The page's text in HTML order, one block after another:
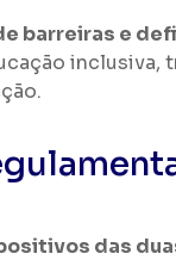
barreiras e
das